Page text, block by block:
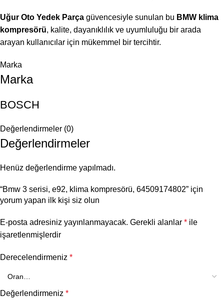
Uğur Oto Yedek Parça güvencesiyle sunulan bu BMW klima
kompresörü, kalite, dayanıklılık ve uyumluluğu bir arada
arayan kullanıcılar için mükemmel bir tercihtir.
Marka
Marka
BOSCH
Değerlendirmeler (0)
Değerlendirmeler
Henüz değerlendirme yapılmadı.
“Bmw 3 serisi, e92, klima kompresörü, 64509174802” için
yorum yapan ilk kişi siz olun
E-posta adresiniz yayınlanmayacak. Gerekli alanlar * ile
işaretlenmişlerdir
Derecelendirmeniz *
Değerlendirmeniz *